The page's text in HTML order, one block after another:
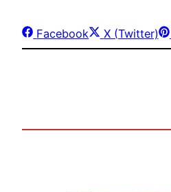
Share
on
Facebook
Share
on
X (Twitter)